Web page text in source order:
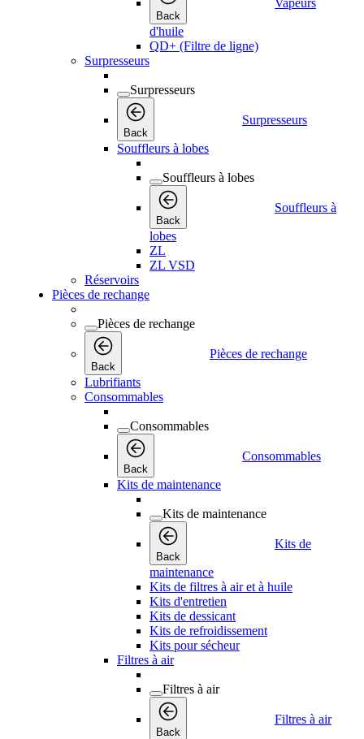
Back
Vapeurs
d'huile
QD+ (Filtre de ligne)
Surpresseurs
Surpresseurs
Back
Surpresseurs
Souffleurs à lobes
Souffleurs à lobes
Back
Souffleurs à
lobes
ZL
ZL VSD
Réservoirs
Pièces de rechange
Pièces de rechange
Back
Pièces de rechange
Lubrifiants
Consommables
Consommables
Back
Consommables
Kits de maintenance
Kits de maintenance
Back
Kits de
maintenance
Kits de filtres à air et à huile
Kits d'entretien
Kits de dessicant
Kits de refroidissement
Kits pour sécheur
Filtres à air
Filtres à air
Back
Filtres à air